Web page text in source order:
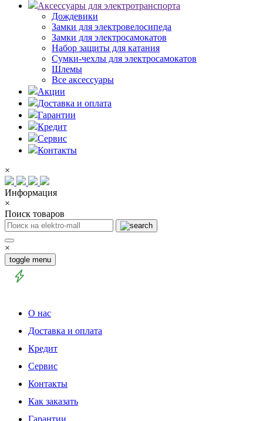
Аксессуары для электротранспорта
Дождевики
Замки для электровелосипеда
Замки для электросамокатов
Набор защиты для катания
Сумки-чехлы для электросамокатов
Шлемы
Все аксессуары
Акции
Доставка и оплата
Гарантии
Кредит
Сервис
Контакты
×
Информация
×
Поиск товаров
×
toggle menu
О нас
Доставка и оплата
Кредит
Сервис
Контакты
Как заказать
Гарантии